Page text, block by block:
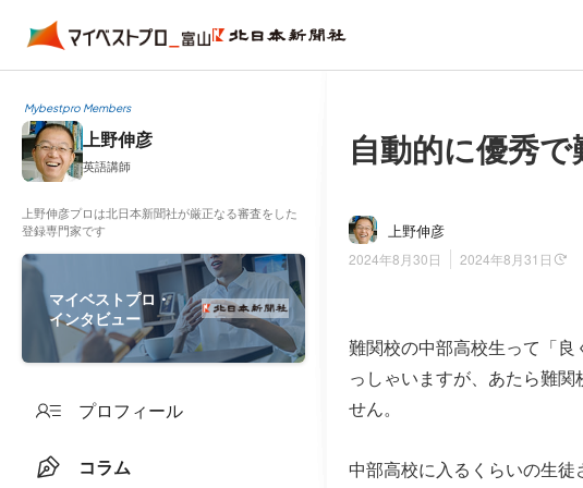
Mybestpro Members
上野伸彦
英語講師
上野伸彦プロは北日本新聞社が厳正なる審査をした
登録専門家です
マイベストプロ・
インタビュー
プロフィール
コラム
自動的に優秀
上野伸彦
2024年8月30日 2024年8月31日
難関校の中部高校生って「
っしゃいますが、あたら難
せん。
中部高校に入るくらいの生